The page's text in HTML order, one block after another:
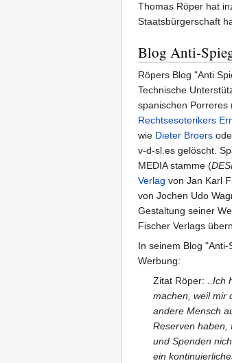
Thomas Röper hat
Staatsbürgerschaft
Blog Anti-
Röpers Blog "Anti
Technische
spanischen Porreres
Rechtsesoterikers
wie Dieter Broers
v-d-sl.es gelöscht.
MEDIA stamme (
Verlag von Jan Karl
von Jochen Udo
Gestaltung seiner
Fischer Verlags
In seinem Blog
Werbung:
Zitat Röper:..Ich
machen, weil mir
andere Mensch
Reserven haben,
und Spenden
ein